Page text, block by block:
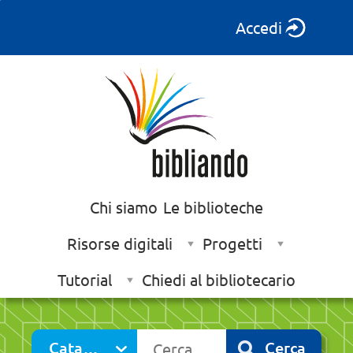
Accedi
Chi siamo Le biblioteche
Risorse digitali
Progetti
Tutorial
Chiedi al bibliotecario
Catalogo Cerca su "Catalogo" Cerca